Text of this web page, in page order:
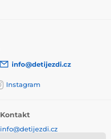
info@detijezdi.cz
Instagram
Kontakt
info@detijezdi.cz